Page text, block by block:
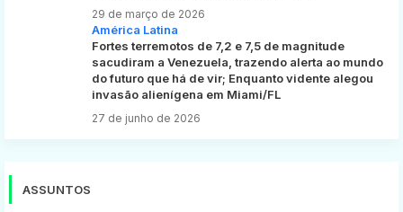
29 de março de 2026
América Latina
Fortes terremotos de 7,2 e 7,5 de magnitude
sacudiram a Venezuela, trazendo alerta ao mundo
do futuro que há de vir; Enquanto vidente alegou
invasão alienígena em Miami/FL
27 de junho de 2026
ASSUNTOS